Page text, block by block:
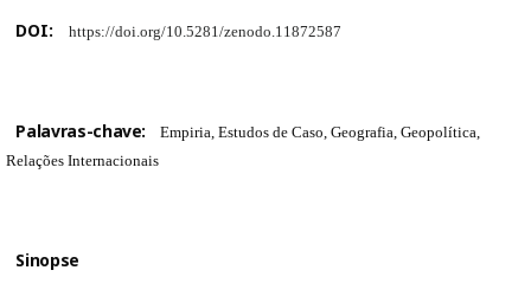
DOI: https://doi.org/10.5281/zenodo.11872587
Palavras-chave:
Empiria, Estudos de Caso, Geografia, Geopolítica,
Relações Internacionais
Sinopse